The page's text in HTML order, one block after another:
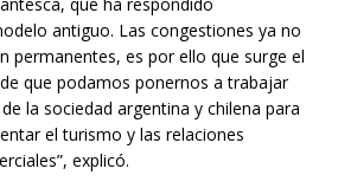
antiguo. Las congestiones ya no
permanentes, es por ello que surge el
que podamos ponernos a trabajar
la sociedad argentina y chilena para
el turismo y las relaciones
explicó.